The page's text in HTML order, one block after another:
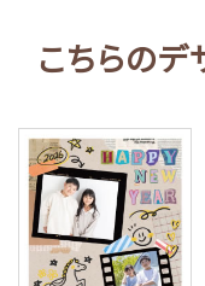
こちらの